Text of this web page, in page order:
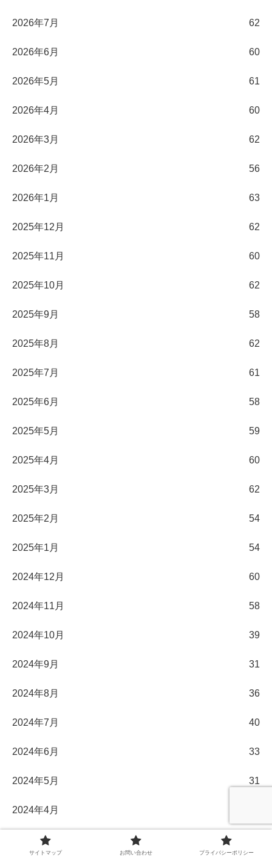
2026年7月 62
2026年6月 60
2026年5月 61
2026年4月 60
2026年3月 62
2026年2月 56
2026年1月 63
2025年12月 62
2025年11月 60
2025年10月 62
2025年9月 58
2025年8月 62
2025年7月 61
2025年6月 58
2025年5月 59
2025年4月 60
2025年3月 62
2025年2月 54
2025年1月 54
2024年12月 60
2024年11月 58
2024年10月 39
2024年9月 31
2024年8月 36
2024年7月 40
2024年6月 33
2024年5月 31
2024年4月
2024年3月
サイトマップ お問い合わせ プライバシーポリシー